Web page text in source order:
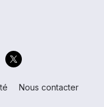
Nous contacter